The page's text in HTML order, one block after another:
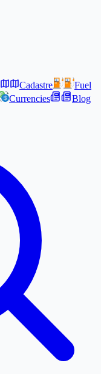
Cadastre
Fuel
Currencies
Blog